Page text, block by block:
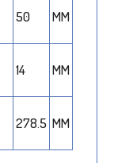
50 MM
14 MM
278.5 MM